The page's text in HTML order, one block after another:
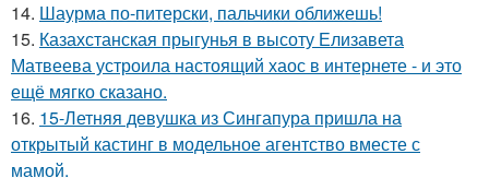
14. Шаурма по-питерски, пальчики оближешь!
15. Казахстанская прыгунья в высоту Елизавета
Матвеева устроила настоящий хаос в интернете - и это
ещё мягко сказано.
16. 15-Летняя девушка из Сингапура пришла на
открытый кастинг в модельное агентство вместе с
мамой.